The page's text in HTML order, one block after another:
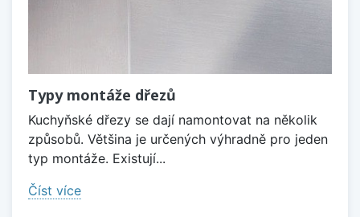
Typy montáže dřezů
Kuchyňské dřezy se dají namontovat na několik
způsobů. Většina je určených výhradně pro jeden
typ montáže. Existují...
Číst více